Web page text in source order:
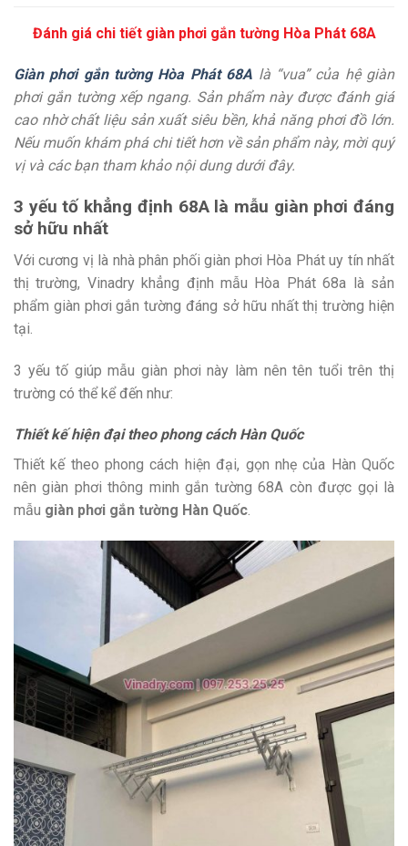
Đánh giá chi tiết giàn phơi gắn tường Hòa Phát 68A
Giàn phơi gắn tường Hòa Phát 68A là “vua” của hệ giàn
phơi gắn tường xếp ngang. Sản phẩm này được đánh giá
cao nhờ chất liệu sản xuất siêu bền, khả năng phơi đồ lớn.
Nếu muốn khám phá chi tiết hơn về sản phẩm này, mời quý
vị và các bạn tham khảo nội dung dưới đây.
3 yếu tố khẳng định 68A là mẫu giàn phơi đáng
sở hữu nhất
Với cương vị là nhà phân phối giàn phơi Hòa Phát uy tín nhất
thị trường, Vinadry khẳng định mẫu Hòa Phát 68a là sản
phẩm giàn phơi gắn tường đáng sở hữu nhất thị trường hiện
tại.
3 yếu tố giúp mẫu giàn phơi này làm nên tên tuổi trên thị
trường có thể kể đến như:
Thiết kế hiện đại theo phong cách Hàn Quốc
Thiết kế theo phong cách hiện đại, gọn nhẹ của Hàn Quốc
nên giàn phơi thông minh gắn tường 68A còn được gọi là
mẫu giàn phơi gắn tường Hàn Quốc.